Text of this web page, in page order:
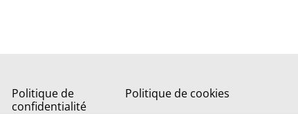
Politique de
confidentialité
Politique de cookies